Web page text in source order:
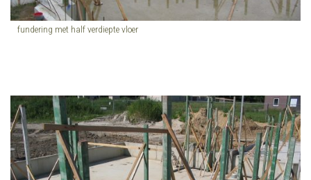
fundering met half verdiepte vloer